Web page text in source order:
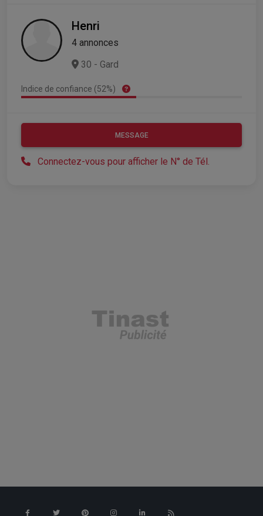
Henri
4 annonces
30 - Gard
Indice de confiance (52%)
MESSAGE
Connectez-vous pour afficher le N° de Tél.